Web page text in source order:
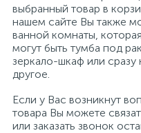
выбранный товар в
нашем сайте Вы также
ванной комнаты,
могут быть тумба под
зеркало-шкаф или
другое.
Если у Вас возникнут
товара Вы можете
или заказать звонок